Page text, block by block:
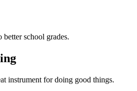
better school grades.
instrument for doing good things.